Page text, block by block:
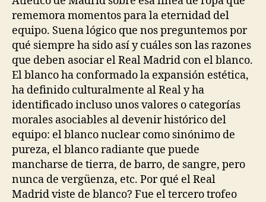
rememora momentos para la eternidad del
equipo. Suena lógico que nos preguntemos por
qué siempre ha sido así y cuáles son las razones
que deben asociar el Real Madrid con el blanco.
El blanco ha conformado la expansión estética,
ha definido culturalmente al Real y ha
identificado incluso unos valores o categorías
morales asociables al devenir histórico del
equipo: el blanco nuclear como sinónimo de
pureza, el blanco radiante que puede
mancharse de tierra, de barro, de sangre, pero
nunca de vergüenza, etc. Por qué el Real
Madrid viste de blanco? Fue el tercero trofeo